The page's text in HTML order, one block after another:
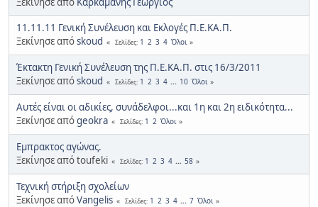
11.11.11 Γενική Συνέλευση και Εκλογές Π.Ε.ΚΑ.Π.
Ξεκίνησε απόskoud Σελίδες 1 2 3 4 Όλοι
Έκτακτη Γενική Συνέλευση της Π.Ε.ΚΑ.Π. στις 16/3/2011
Ξεκίνησε απόskoud Σελίδες 1 2 3 4 ... 10 Όλοι
Αυτές είναι οι αδικίες, συνάδελφοι...και 1η και 2η ειδικότητα...
Ξεκίνησε απόgeokra Σελίδες 1 2 Όλοι
Εμπρακτος αγώνας.
Ξεκίνησε από toufeki
Σελίδες 1 2 3 4 ... 58
Τεχνική στήριξη σχολείων
Ξεκίνησε απόVangelis Σελίδες 1 2 3 4 ... 7 Όλοι